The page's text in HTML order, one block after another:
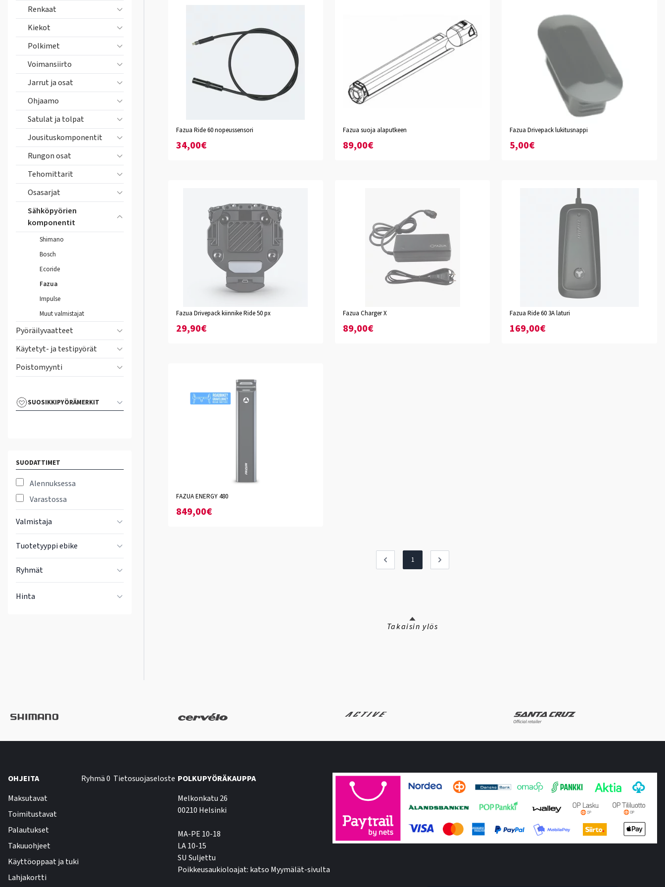
Renkaat
Kiekot
Polkimet
Voimansiirto
Jarrut ja osat
Ohjaamo
Satulat ja tolpat
Jousituskomponentit
Rungon osat
Tehomittarit
Osasarjat
Sähköpyörien
komponentit
Shimano
Bosch
Ecoride
Fazua
Impulse
Muut valmistajat
Pyöräilyvaatteet
Käytetyt- ja testipyörät
Poistomyynti
SUOSIKKIPYÖRÄMERKIT
SUODATTIMET
Alennuksessa
Varastossa
Valmistaja
Tuotetyyppi ebike
Ryhmät
Hinta
S M L
Fazua Ride 60 nopeussensori
34,00€
Fazua suoja alaputkeen
89,00€
Fazua Drivepack lukitusnappi
5,00€
Fazua Drivepack kiinnike Ride 50 px
29,90€
Fazua Charger X
89,00€
Fazua Ride 60 3A laturi
169,00€
FAZUA ENERGY 480
849,00€
1
Takaisin ylös
OHJEITA
Maksutavat
Toimitustavat
Palautukset
Takuuohjeet
Käyttöoppaat ja tuki
Lahjakortti
Ryhmä 0 Tietosuojaseloste POLKUPYÖRÄKAUPPA
Melkonkatu 26
00210 Helsinki
MA-PE 10-18
LA 10-15
SU Suljettu
Poikkeusaukioloajat: katso Myymälät-sivulta